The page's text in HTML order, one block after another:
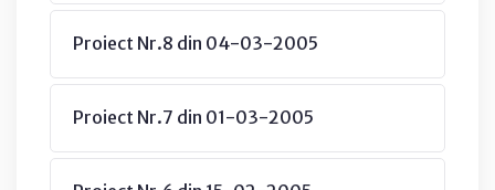
Proiect Nr.8 din 04-03-2005
Proiect Nr.7 din 01-03-2005